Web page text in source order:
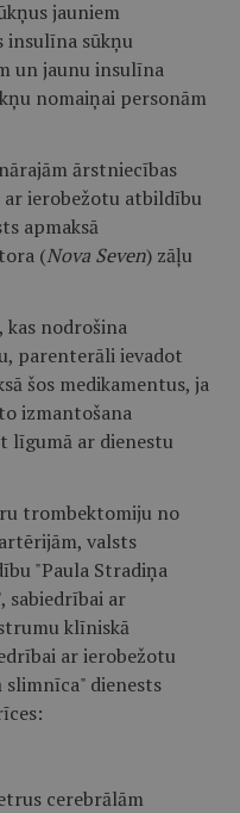
jauniem
insulīna sūkņu
un jaunu insulīna
nomaiņai personām
ārstniecības
ar ierobežotu atbildību
apmaksā
(Nova Seven) zāļu
kas nodrošina
parenterāli ievadot
šos medikamentus, ja
izmantošana
līgumā ar dienestu
trombektomiju no
valsts
"Paula Stradiņa
sabiedrībai ar
klīniskā
ar ierobežotu
dienests
cerebrālām